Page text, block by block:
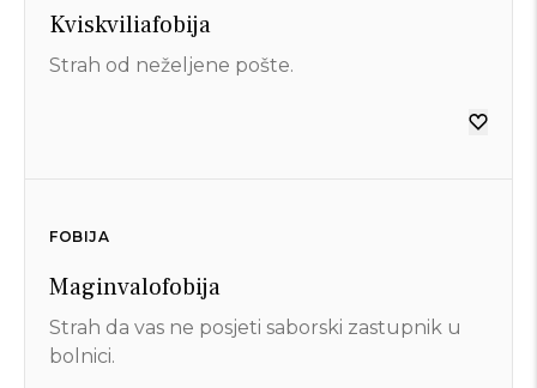
Kviskviliafobija
Strah od neželjene pošte.
FOBIJA
Maginvalofobija
Strah da vas ne posjeti saborski zastupnik u
bolnici.